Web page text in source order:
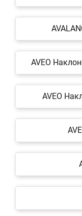
AVEO
AVEO